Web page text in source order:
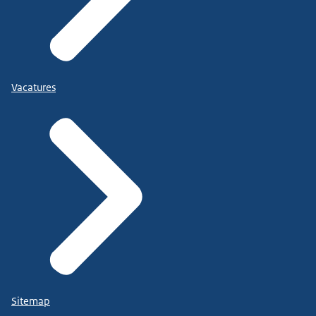
Vacatures
Sitemap